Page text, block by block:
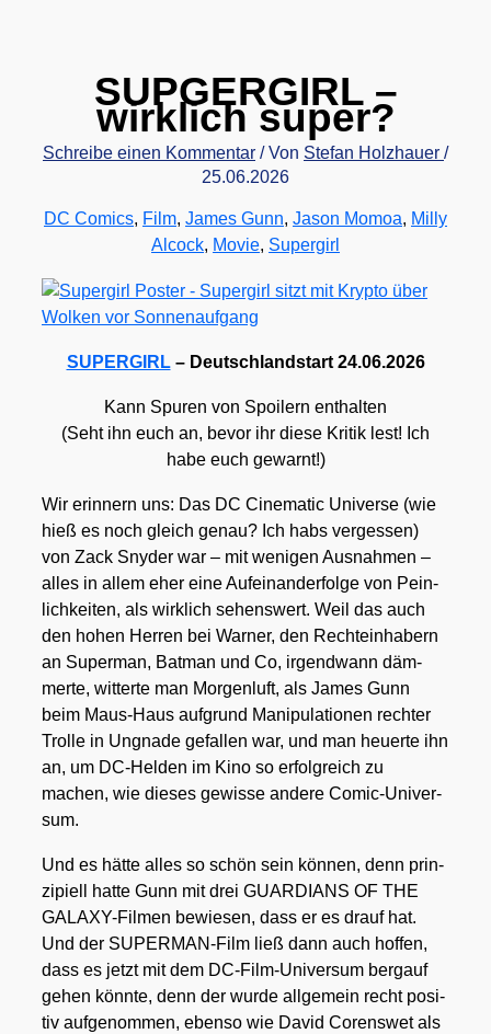
SUPGERGIRL –
wirklich super?
Schreibe einen Kommentar / Von Stefan Holzhauer /
25.06.2026
DC Comics, Film, James Gunn, Jason Momoa, Milly
Alcock, Movie, Supergirl
SUPERGIRL– Deutsch­land­start 24.06.2026
Kann Spu­ren von Spoi­lern ent­hal­ten
(Seht ihn euch an, bevor ihr die­se Kri­tik lest! Ich
habe euch gewarnt!)
Wir erin­nern uns: Das DC Cine­ma­tic Uni­ver­se (wie
hieß es noch gleich genau? Ich habs ver­ges­sen)
von Zack Sny­der war – mit weni­gen Aus­nah­men –
alles in allem eher eine Auf­ein­an­der­fol­ge von Pein­
lich­kei­ten, als wirk­lich sehens­wert. Weil das auch
den hohen Her­ren bei War­ner, den Rech­te­inha­bern
an Super­man, Bat­man und Co, irgend­wann däm­
mer­te, wit­ter­te man Mor­gen­luft, als James Gunn
beim Maus-Haus auf­grund Mani­pu­la­tio­nen rech­ter
Trol­le in Ungna­de gefal­len war, und man heu­er­te ihn
an, um DC-Hel­den im Kino so erfolg­reich zu
machen, wie die­ses gewis­se ande­re Comic-Uni­ver­
sum.
Und es hät­te alles so schön sein kön­nen, denn prin­
zi­pi­ell hat­te Gunn mit drei GUARDIANS OF THE
GALA­XY-Fil­men bewie­sen, dass er es drauf hat.
Und der SUPER­MAN-Film ließ dann auch hof­fen,
dass es jetzt mit dem DC-Film-Uni­ver­sum berg­auf
gehen könn­te, denn der wur­de all­ge­mein recht posi­
tiv auf­ge­nom­men, eben­so wie David Coren­swet als